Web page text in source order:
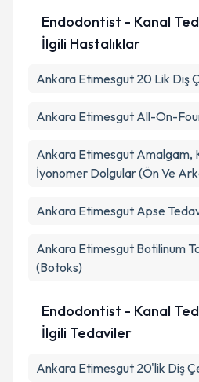
Endodontist - Kanal
İlgili Hastalıklar
Ankara Etimesgut 20 Lik Diş
Ankara Etimesgut All-On-
Ankara Etimesgut Amalgam,
İyonomer Dolgular (Ön Ve
Ankara Etimesgut Apse
Ankara Etimesgut Botilinum
(Botoks)
Endodontist - Kanal
İlgili Tedaviler
Ankara Etimesgut 20'lik Diş